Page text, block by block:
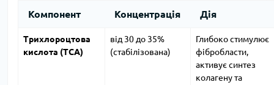
Компонент Концентрація Дія
Трихлороцтова
кислота (TCA)
від 30 до 35%
(стабілізована)
Глибоко стимулює
фібробласти,
активує синтез
колагену та